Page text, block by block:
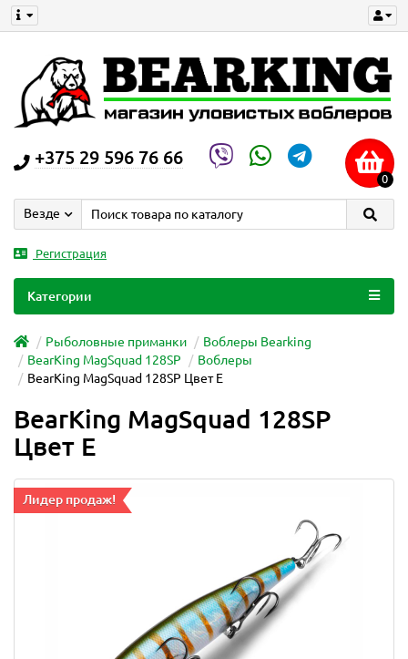
+375 29 596 76 66
0
Везде
Регистрация
Категории
Рыболовные приманки
Воблеры Bearking
BearKing MagSquad 128SP
Воблеры
BearKing MagSquad 128SP Цвет E
BearKing MagSquad 128SP
Цвет E
Лидер продаж!